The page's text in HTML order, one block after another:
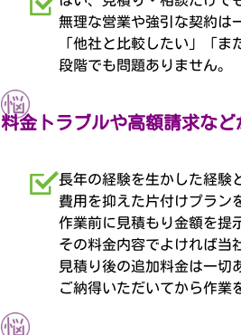
無理な営業や強引な契約は
「他社と比較したい」「ま
段階でも問題ありません。
料金トラブルや高額請求な
長年の経験を生かした経験
費用を抑えた片付けプラン
作業前に見積もり金額を提
その料金内容でよければ当
見積り後の追加料金は一切
ご納得いただいてから作業